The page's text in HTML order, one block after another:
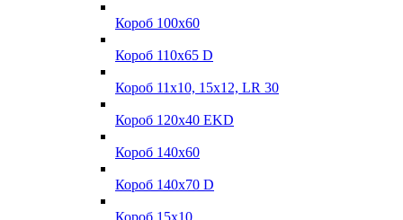
Короб 100x60
Короб 110x65 D
Короб 11x10, 15x12, LR 30
Короб 120x40 EKD
Короб 140x60
Короб 140x70 D
Короб 15x10